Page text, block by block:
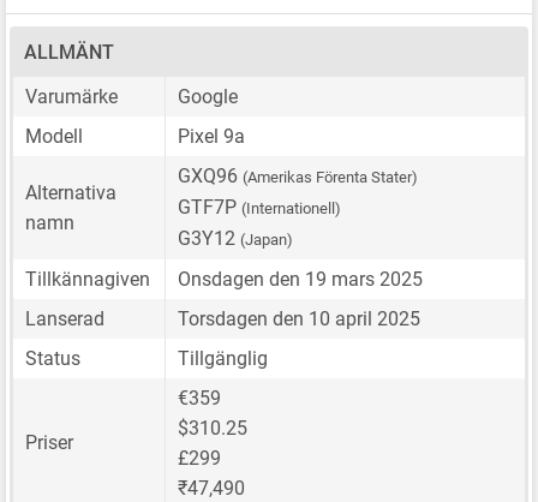
ALLMÄNT
Varumärke
Google
Modell
Pixel 9a
Alternativa
namn
GXQ96 (Amerikas Förenta Stater)
GTF7P (Internationell)
G3Y12 (Japan)
Tillkännagiven
Onsdagen den 19 mars 2025
Lanserad
Torsdagen den 10 april 2025
Status
Tillgänglig
Priser
€359
$310.25
£299
₹47,490